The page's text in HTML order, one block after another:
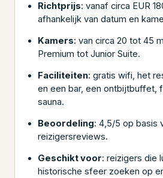
Richtprijs: vanaf circa EUR
afhankelijk van datum en
Kamers: van circa 20 tot 45
Premium tot Junior Suite.
Faciliteiten: gratis wifi, het
en een bar, een ontbijtbuffet,
sauna.
Beoordeling: 4,5/5 op basis
reizigersreviews.
Geschikt voor: reizigers die
historische sfeer zoeken op